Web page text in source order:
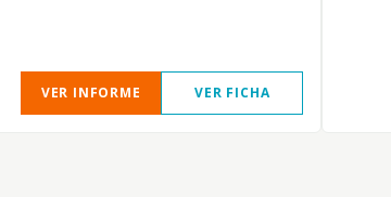
VER INFORME VER FICHA